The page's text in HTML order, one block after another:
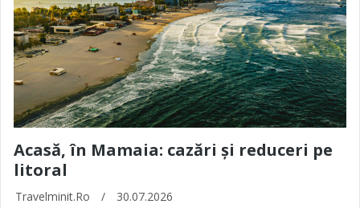
Acasă, în Mamaia: cazări și reduceri pe
litoral
Travelminit.ro / 30.07.2026